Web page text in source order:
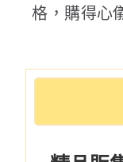
格，購得心